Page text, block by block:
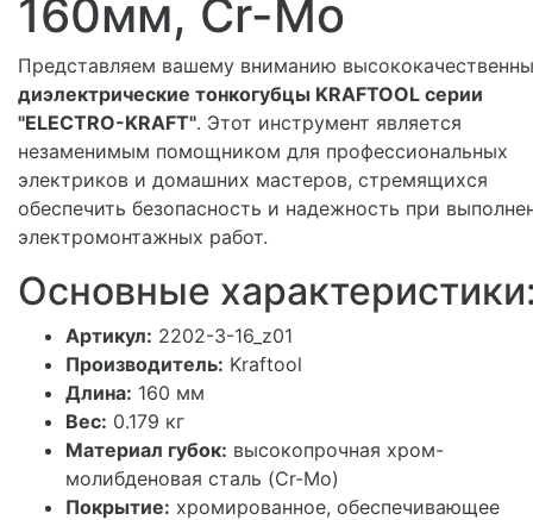
160мм, Cr-Mo
Представляем вашему вниманию
диэлектрические тонкогубцы KRAFTOOL серии
"ELECTRO-KRAFT". Этот инструмент является
незаменимым помощником для профессиональных
электриков и домашних мастеров, стремящихся
обеспечить безопасность и надежность при
электромонтажных работ.
Основные
Артикул: 2202-3-16_z01
Производитель: Kraftool
Длина: 160 мм
Вес: 0.179 кг
Материал губок: высокопрочная хром-
молибденовая сталь (Cr-Mo)
Покрытие: хромированное, обеспечивающее